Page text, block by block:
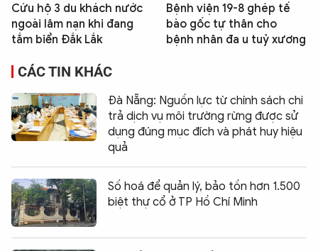
Cứu hộ 3 du khách nước
ngoài lâm nạn khi đang
tắm biển Đắk Lắk
Bệnh viện 19-8 ghép tế
bào gốc tự thân cho
bệnh nhân đa u tuỷ xương
CÁC TIN KHÁC
Đà Nẵng: Nguồn lực từ chính sách chi
trả dịch vụ môi trường rừng được sử
dụng đúng mục đích và phát huy hiệu
quả
Số hoá để quản lý, bảo tồn hơn 1.500
biệt thự cổ ở TP Hồ Chí Minh